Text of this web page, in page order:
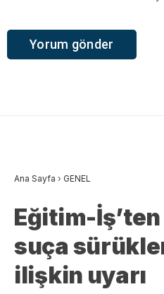
Ana Sayfa › GENEL
Eğitim-
suça
ilişkin uyarı